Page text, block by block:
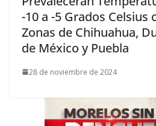
-10 a -5 Grados Celsius
Zonas de Chihuahua,
de México y Puebla
28 de noviembre de 2024